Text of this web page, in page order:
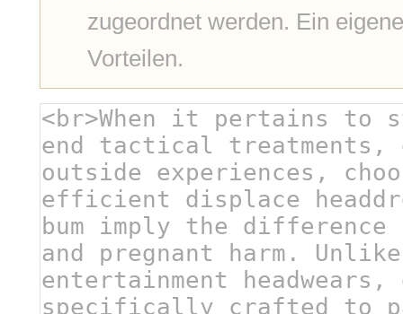
zugeordnet werden. Ein
Vorteilen.